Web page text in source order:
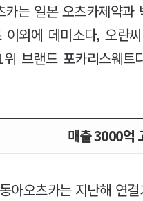
는 일본 오츠카제약
이외에 데미소다, 오란
브랜드 포카리스웨
매출 3000억
아오츠카는 지난해 연